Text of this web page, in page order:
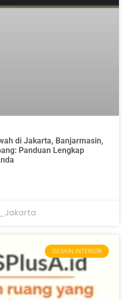
di Jakarta, Banjarmasin,
Panduan Lengkap
DESAIN INTERIOR